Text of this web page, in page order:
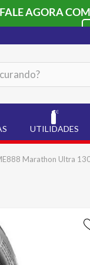
AGORA
UTILIDADES
Marathon Ultra